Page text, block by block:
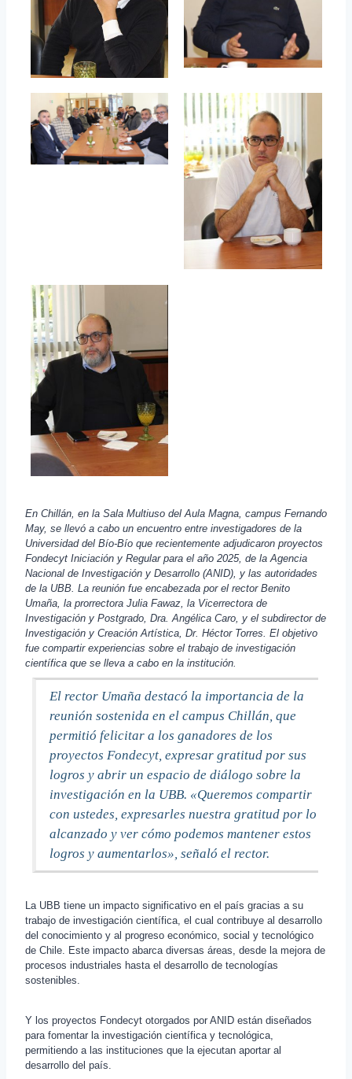
En Chillán, en la Sala Multiuso del Aula Magna, campus Fernando
May, se llevó a cabo un encuentro entre investigadores de la
Universidad del Bío-Bío que recientemente adjudicaron proyectos
Fondecyt Iniciación y Regular para el año 2025, de la Agencia
Nacional de Investigación y Desarrollo (ANID), y las autoridades
de la UBB. La reunión fue encabezada por el rector Benito
Umaña, la prorrectora Julia Fawaz, la Vicerrectora de
Investigación y Postgrado, Dra. Angélica Caro, y el subdirector de
Investigación y Creación Artística, Dr. Héctor Torres. El objetivo
fue compartir experiencias sobre el trabajo de investigación
científica que se lleva a cabo en la institución.
El rector Umaña destacó la importancia de la
reunión sostenida en el campus Chillán, que
permitió felicitar a los ganadores de los
proyectos Fondecyt, expresar gratitud por sus
logros y abrir un espacio de diálogo sobre la
investigación en la UBB. «Queremos compartir
con ustedes, expresarles nuestra gratitud por lo
alcanzado y ver cómo podemos mantener estos
logros y aumentarlos», señaló el rector.
La UBB tiene un impacto significativo en el país gracias a su
trabajo de investigación científica, el cual contribuye al desarrollo
del conocimiento y al progreso económico, social y tecnológico
de Chile. Este impacto abarca diversas áreas, desde la mejora de
procesos industriales hasta el desarrollo de tecnologías
sostenibles.
Y los proyectos Fondecyt otorgados por ANID están diseñados
para fomentar la investigación científica y tecnológica,
permitiendo a las instituciones que la ejecutan aportar al
desarrollo del país.